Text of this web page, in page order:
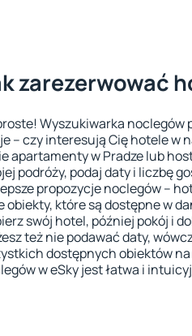
zarezerwować
Wyszukiwarka noclegów
– czy interesują Cię hotele w
apartamenty w Pradze lub
podróży, podaj daty i liczbę
propozycje noclegów –
obiekty, które są dostępne w
swój hotel, później pokój i
też nie podawać daty,
dostępnych obiektów
w eSky jest łatwa i